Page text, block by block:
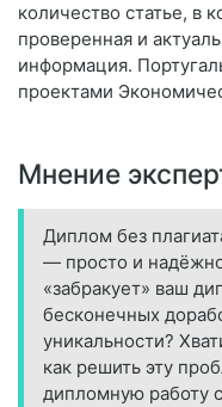
количество статье, в
проверенная и
информация.
проектами
Мнение
Диплом без
— просто и
«забракует» ваш
бесконечных
уникальности?
как решить эту
дипломную работу